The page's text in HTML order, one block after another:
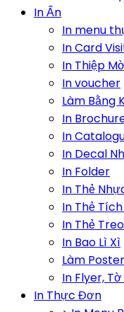
In Ấn
In menu
In Card
In Thiệp
In voucher
Làm Bằng
In
In
In Decal
In Folder
In Thẻ
In Thẻ
In Thẻ Treo
In Bao Lì Xì
Làm
In Flyer,
In Thực Đơn